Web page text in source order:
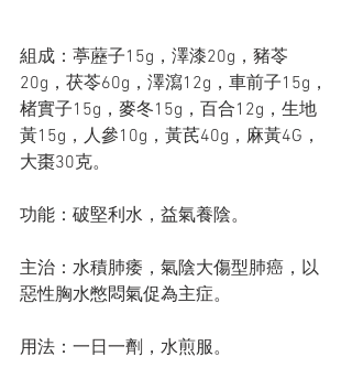
組成：葶藶子15g，澤漆20g，豬苓
20g，茯苓60g，澤瀉12g，車前子15g，
楮實子15g，麥冬15g，百合12g，生地
黃15g，人參10g，黃芪40g，麻黃4G，
大棗30克。
功能：破堅利水，益氣養陰。
主治：水積肺痿，氣陰大傷型肺癌，以
惡性胸水憋悶氣促為主症。
用法：一日一劑，水煎服。